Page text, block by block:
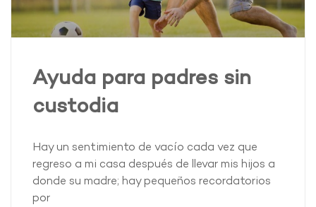
Ayuda para padres sin
custodia
Hay un sentimiento de vacío cada vez que
regreso a mi casa después de llevar mis hijos a
donde su madre; hay pequeños recordatorios
por